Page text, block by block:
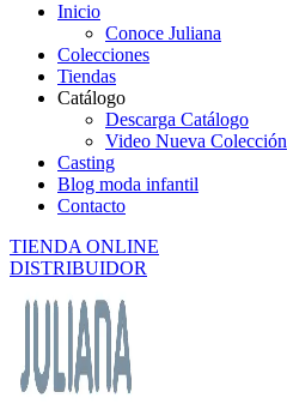
Inicio
Conoce Juliana
Colecciones
Tiendas
Catálogo
Descarga Catálogo
Video Nueva Colección
Casting
Blog moda infantil
Contacto
TIENDA ONLINE
DISTRIBUIDOR